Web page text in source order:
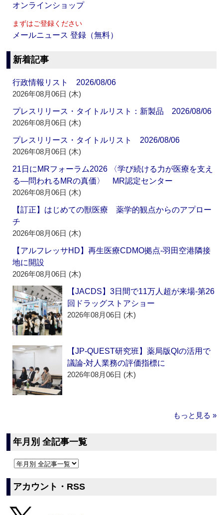
オンラインショップ
まずはご登録ください
メールニュース 登録（無料）
新着記事
行政情報リスト 2026/08/06
2026年08月06日 (木)
プレスリリース・タイトルリスト：新製品 2026/08/06
2026年08月06日 (木)
プレスリリース・タイトルリスト 2026/08/06
2026年08月06日 (木)
21日にMRフォーラム2026 〈学び続ける力が医療を支え
る―問われるMRの真価〉 MR認定センター
2026年08月06日 (木)
【訂正】はじめての獣医療 薬学的観点からのアプロー
チ
2026年08月06日 (木)
【アルフレッサHD】再生医療CDMO拠点‐羽田空港隣接
地に開設
2026年08月06日 (木)
【JACDS】3日間で11万人超が来場‐第26
回ドラッグストアショー
2026年08月06日 (木)
【JP-QUEST研究班】薬局版QIの活用で
議論‐対人業務の評価指標に
2026年08月06日 (木)
もっと見る »
年月別 全記事一覧
アカウント・RSS